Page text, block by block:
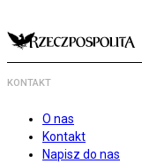
KONTAKT
O nas
Kontakt
Napisz do nas